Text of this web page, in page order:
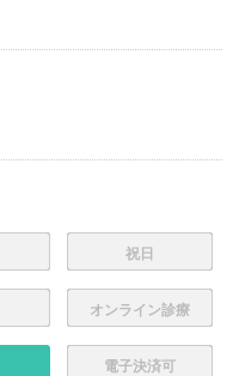
祝日
オンライン診療
電子決済可